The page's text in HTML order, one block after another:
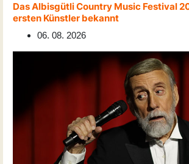
Das Albisgütli Country Music Festival
ersten Künstler bekannt
06. 08. 2026